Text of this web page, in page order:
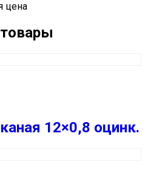
цена
12×0,8 оцинк.